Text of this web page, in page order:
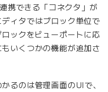
携できる「コネクタ」が
ィタではブロック単位で
ックをビューポートに応
いくつかの機能が追加さ
るのは管理画面のUIで、